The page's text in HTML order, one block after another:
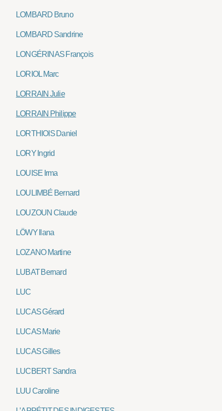
LOMBARD Bruno
LOMBARD Sandrine
LONGÉRINAS François
LORIOL Marc
LORRAIN Julie
LORRAIN Philippe
LORTHIOIS Daniel
LORY Ingrid
LOUISE Irma
LOULIMBÉ Bernard
LOUZOUN Claude
LÖWY Ilana
LOZANO Martine
LUBAT Bernard
LUC
LUCAS Gérard
LUCAS Marie
LUCAS Gilles
LUCBERT Sandra
LUU Caroline